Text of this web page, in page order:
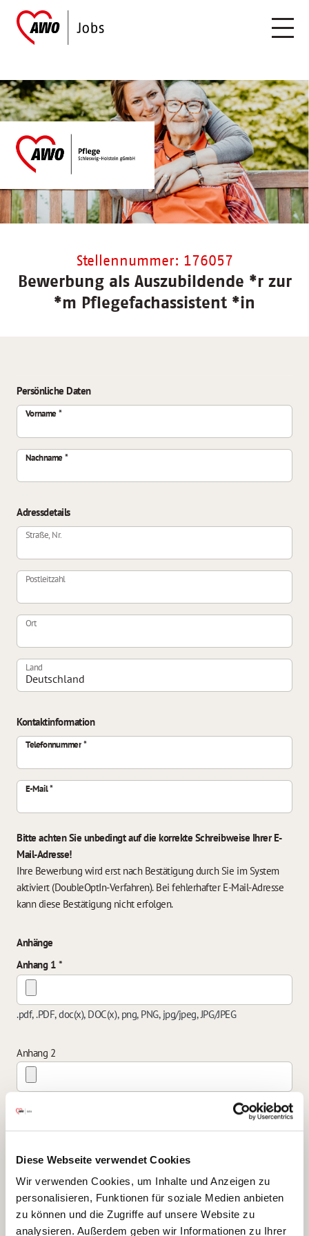
Diese Webseite verwendet Cookies
Wir verwenden Cookies, um Inhalte und Anzeigen zu
personalisieren, Funktionen für soziale Medien anbieten
zu können und die Zugriffe auf unsere Website zu
analysieren. Außerdem geben wir Informationen zu Ihrer
Stellennummer: 176057
Bewerbung als Auszubildende *r zur
*m Pflegefachassistent *in
Persönliche Daten
Vorname
Nachname
Adressdetails
Straße, Nr.
Postleitzahl
Ort
Land
Kontaktinformation
Telefonnummer
E-Mail
Bitte achten Sie unbedingt auf die korrekte Schreibweise Ihrer E-
Mail-Adresse!
Ihre Bewerbung wird erst nach Bestätigung durch Sie im System
aktiviert (DoubleOptIn-Verfahren). Bei fehlerhafter E-Mail-Adresse
kann diese Bestätigung nicht erfolgen.
Anhänge
Anhang 1
.pdf, .PDF, doc(x), DOC(x), png, PNG, jpg/jpeg, JPG/JPEG
Anhang 2
.pdf, .PDF, doc(x), DOC(x), png, PNG, jpg/jpeg, JPG/JPEG
.pdf, .PDF, doc(x), DOC(x), png, PNG, jpg/jpeg, JPG/JPEG
Anhang 4